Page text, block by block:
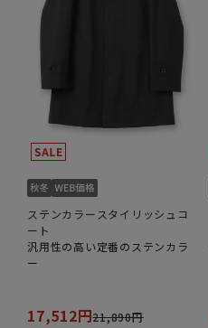
ステンカラースタイリッシュコ
ート
汎用性の高い定番のステンカラ
ー
17,512円21,890円